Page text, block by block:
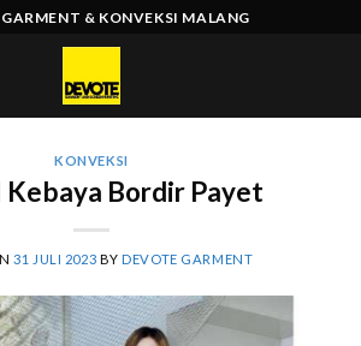
& KONVEKSI MALANG
KONVEKSI
Bordir Payet
31 JULI 2023 BYDEVOTE GARMENT